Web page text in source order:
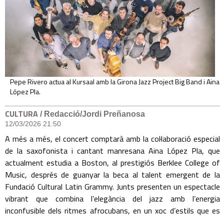
Pepe Rivero actua al Kursaal amb la Girona Jazz Project Big Band i Aina
López Pla.
CULTURA / Redacció/Jordi Preñanosa
12/03/2026 21:50
A més a més, el concert comptarà amb la col·laboració especial
de la saxofonista i cantant manresana Aina López Pla, que
actualment estudia a Boston, al prestigiós Berklee College of
Music, després de guanyar la beca al talent emergent de la
Fundació Cultural Latin Grammy. Junts presenten un espectacle
vibrant que combina l’elegància del jazz amb l’energia
inconfusible dels ritmes afrocubans, en un xoc d’estils que es